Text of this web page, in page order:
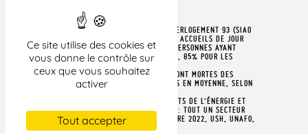
Ce site utilise des cookies et
vous donne le contrôle sur
ceux que vous souhaitez
activer
Tout accepter
Paris le 14 décembre 2022
1. UNE ÉTUDE RÉALISÉE EN JUIN 2022 PAR INTERLOGEMENT 93 (SIAO
DE SEINE-SAINT-DENIS) AUPRÈS DE PLUSIEURS ACCUEILS DE JOUR
EN SEINE-SAINT-DENIS RÉVÈLE QUE 70% DES PERSONNES AYANT
DORMI À LA RUE N’AVAIT PAS CONTACTÉ LE 115, 85% POUR LES
HOMMES SEULS.
2. AU MOINS 623 PERSONNES SANS DOMICILE SONT MORTES DES
CONSÉQUENCES DE LA RUE EN 2021, À 48,5 ANS EN MOYENNE, SELON
3. COMMUNIQUÉ DE PRESSE, « HAUSSE DES COÛTS DE L’ÉNERGIE ET
LOGEMENT/HÉBERGEMENT DES PLUS MODESTES : TOUT UN SECTEUR
DE LA SOLIDARITÉ EN FRAGILITÉ », 12 DÉCEMBRE 2022, USH, UNAFO,
UNAHJ, FAS.